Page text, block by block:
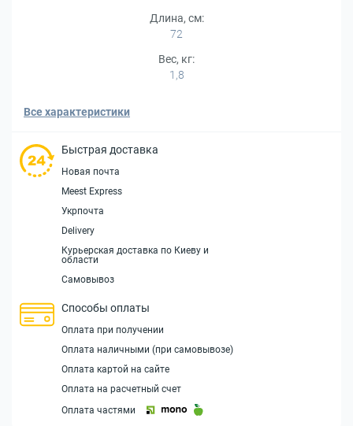
Длина, см:
72
Вес, кг:
1,8
Все характеристики
Быстрая доставка
Новая почта
Meest Express
Укрпочта
Delivery
Курьерская доставка по Киеву и
области
Самовывоз
Способы оплаты
Оплата при получении
Оплата наличными (при самовывозе)
Оплата картой на сайте
Оплата на расчетный счет
Оплата частями